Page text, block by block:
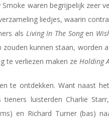
Smoke waren begrijpelijk zeer
liedjes, waarin
als Living In The Song en
kunnen staan, worden
te verliezen maken ze Holding
te ontdekken. Want naast
tieners luisterden Charlie
en Richard Turner (bas)